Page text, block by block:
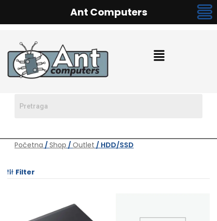
Početna / Shop / Outlet / HDD/SSD
Filter
Ant Computers